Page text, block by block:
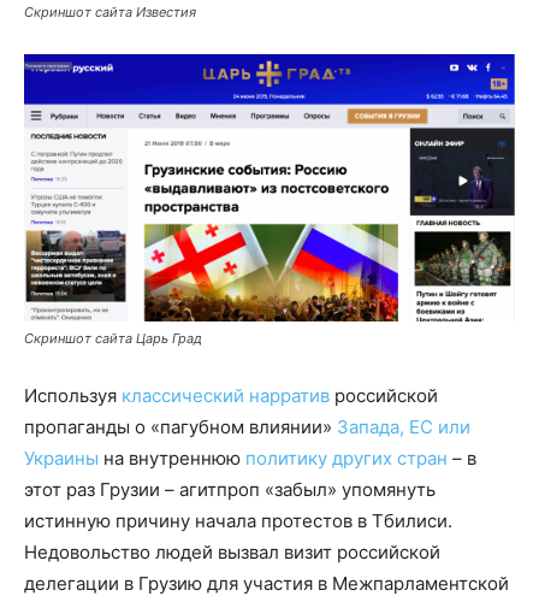
Скриншот сайта Известия
Скриншот сайта Царь Град
Используя классический нарратив российской
пропаганды о «пагубном влиянии» Запада, ЕС или
Украины на внутреннюю политику других стран – в
этот раз Грузии – агитпроп «забыл» упомянуть
истинную причину начала протестов в Тбилиси.
Недовольство людей вызвал визит российской
делегации в Грузию для участия в Межпарламентской